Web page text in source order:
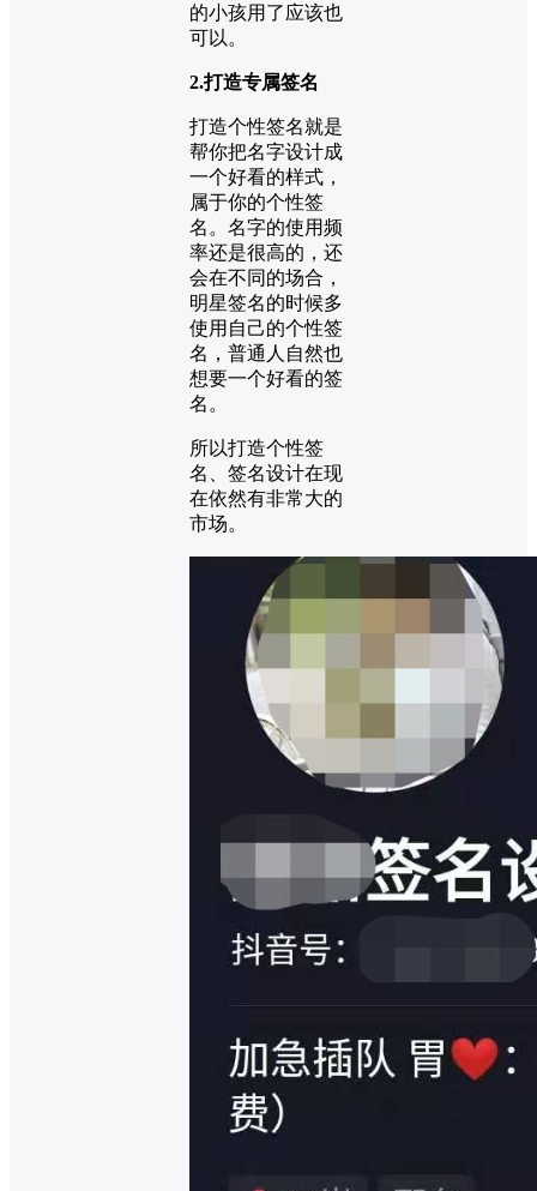
的小孩用了应该也
可以。
2.打造专属签名
打造个性签名就是
帮你把名字设计成
一个好看的样式，
属于你的个性签
名。名字的使用频
率还是很高的，还
会在不同的场合，
明星签名的时候多
使用自己的个性签
名，普通人自然也
想要一个好看的签
名。
所以打造个性签
名、签名设计在现
在依然有非常大的
市场。